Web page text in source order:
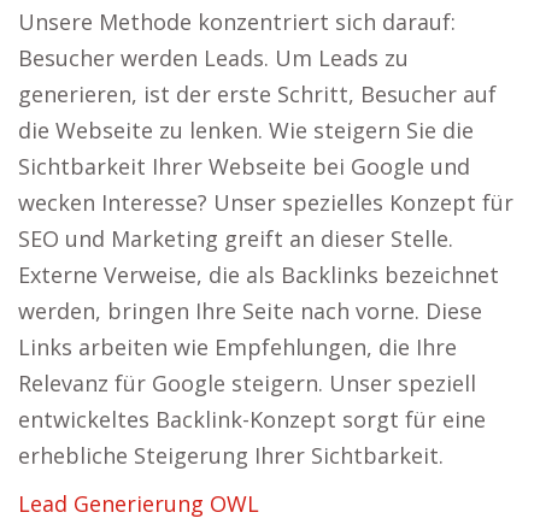
Unsere Methode konzentriert sich darauf:
Besucher werden Leads. Um Leads zu
generieren, ist der erste Schritt, Besucher auf
die Webseite zu lenken. Wie steigern Sie die
Sichtbarkeit Ihrer Webseite bei Google und
wecken Interesse? Unser spezielles Konzept für
SEO und Marketing greift an dieser Stelle.
Externe Verweise, die als Backlinks bezeichnet
werden, bringen Ihre Seite nach vorne. Diese
Links arbeiten wie Empfehlungen, die Ihre
Relevanz für Google steigern. Unser speziell
entwickeltes Backlink-Konzept sorgt für eine
erhebliche Steigerung Ihrer Sichtbarkeit.
Lead Generierung OWL